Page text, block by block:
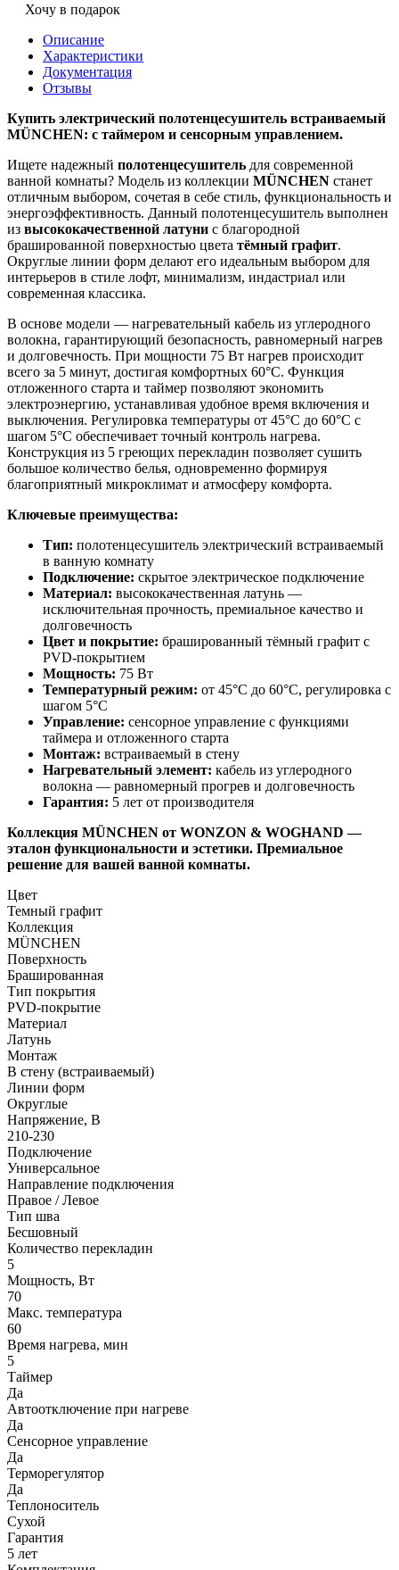
Хочу в подарок
Описание
Характеристики
Документация
Отзывы
Купить электрический полотенцесушитель встраиваемый
MÜNCHEN: с таймером и сенсорным управлением.
Ищете надежный полотенцесушитель для современной
ванной комнаты? Модель из коллекции MÜNCHEN станет
отличным выбором, сочетая в себе стиль, функциональность и
энергоэффективность. Данный полотенцесушитель выполнен
из высококачественной латуни с благородной
брашированной поверхностью цвета тёмный графит.
Округлые линии форм делают его идеальным выбором для
интерьеров в стиле лофт, минимализм, индастриал или
современная классика.
В основе модели — нагревательный кабель из углеродного
волокна, гарантирующий безопасность, равномерный нагрев
и долговечность. При мощности 75 Вт нагрев происходит
всего за 5 минут, достигая комфортных 60°C. Функция
отложенного старта и таймер позволяют экономить
электроэнергию, устанавливая удобное время включения и
выключения. Регулировка температуры от 45°C до 60°C с
шагом 5°C обеспечивает точный контроль нагрева.
Конструкция из 5 греющих перекладин позволяет сушить
большое количество белья, одновременно формируя
благоприятный микроклимат и атмосферу комфорта.
Ключевые преимущества:
Тип: полотенцесушитель электрический встраиваемый
в ванную комнату
Подключение: скрытое электрическое подключение
Материал: высококачественная латунь —
исключительная прочность, премиальное качество и
долговечность
Цвет и покрытие: брашированный тёмный графит с
PVD-покрытием
Мощность: 75 Вт
Температурный режим: от 45°C до 60°C, регулировка с
шагом 5°C
Управление: сенсорное управление с функциями
таймера и отложенного старта
Монтаж: встраиваемый в стену
Нагревательный элемент: кабель из углеродного
волокна — равномерный прогрев и долговечность
Гарантия: 5 лет от производителя
Коллекция MÜNCHEN от WONZON & WOGHAND —
эталон функциональности и эстетики. Премиальное
решение для вашей ванной комнаты.
Цвет
Темный графит
Коллекция
MÜNCHEN
Поверхность
Брашированная
Тип покрытия
PVD-покрытие
Материал
Латунь
Монтаж
В стену (встраиваемый)
Линии форм
Округлые
Напряжение, В
210-230
Подключение
Универсальное
Направление подключения
Правое / Левое
Тип шва
Бесшовный
Количество перекладин
5
Мощность, Вт
70
Макс. температура
60
Время нагрева, мин
5
Таймер
Да
Автоотключение при нагреве
Да
Сенсорное управление
Да
Терморегулятор
Да
Теплоноситель
Сухой
Гарантия
5 лет